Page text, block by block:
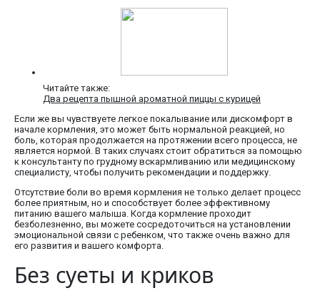
Читайте также:
Два рецепта пышной ароматной пиццы с курицей
Если же вы чувствуете легкое покалывание или дискомфорт в
начале кормления, это может быть нормальной реакцией, но
боль, которая продолжается на протяжении всего процесса, не
является нормой. В таких случаях стоит обратиться за помощью
к консультанту по грудному вскармливанию или медицинскому
специалисту, чтобы получить рекомендации и поддержку.
Отсутствие боли во время кормления не только делает процесс
более приятным, но и способствует более эффективному
питанию вашего малыша. Когда кормление проходит
безболезненно, вы можете сосредоточиться на установлении
эмоциональной связи с ребенком, что также очень важно для
его развития и вашего комфорта.
Без суеты и криков